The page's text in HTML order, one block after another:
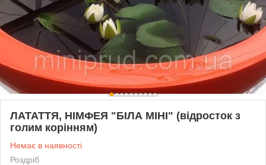
ЛАТАТТЯ, НІМФЕЯ "БІЛА МІНІ" (відросток з
голим корінням)
Немає в наявності
Роздріб